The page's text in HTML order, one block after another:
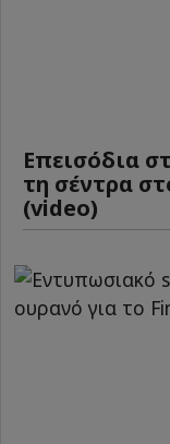
Επεισόδια
τη σέντρα
(video)